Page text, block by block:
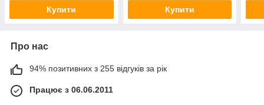
Купити Купити
Про нас
94% позитивних з 255 відгуків за рік
Працює з 06.06.2011